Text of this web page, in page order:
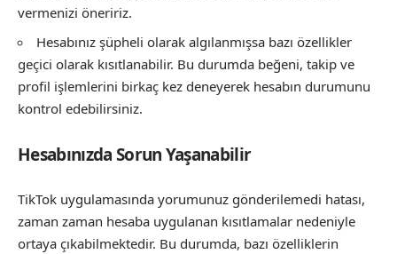
vermenizi öneririz.
Hesabınız şüpheli olarak algılanmışsa bazı özellikler
geçici olarak kısıtlanabilir. Bu durumda beğeni, takip ve
profil işlemlerini birkaç kez deneyerek hesabın durumunu
kontrol edebilirsiniz.
Hesabınızda Sorun Yaşanabilir
TikTok uygulamasında yorumunuz gönderilemedi hatası,
zaman zaman hesaba uygulanan kısıtlamalar nedeniyle
ortaya çıkabilmektedir. Bu durumda, bazı özelliklerin